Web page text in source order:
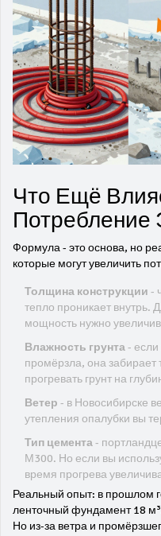
Что Ещё
Потребление
Формула - это основа, но
которые могут увеличить
Толщина конструкции -
тепло проникает внутрь.
мощность нужно
Влажность грунта-
промёрзла, она
прогревать грунт на
Ветер - в Новосибирске
утепления опалубки вы
Тип цемента-
М300. Но если вы
время прогрева
Реальный опыт: в прошлом
ленточный фундамент 18
Но из-за ветра и